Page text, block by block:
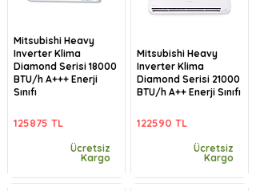
Mitsubishi Heavy
Inverter Klima
Diamond Serisi 18000
BTU/h A+++ Enerji
Sınıfı
125875 TL
Ücretsiz
Kargo
Mitsubishi Heavy
Inverter Klima
Diamond Serisi 21000
BTU/h A++ Enerji Sınıfı
122590 TL
Ücretsiz
Kargo